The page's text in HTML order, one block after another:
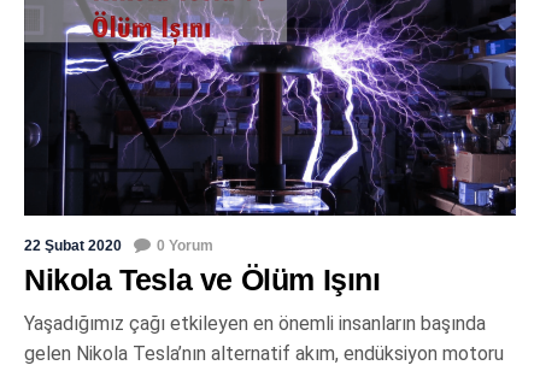
22 Şubat 2020 0 Yorum
Nikola Tesla ve Ölüm Işını
Yaşadığımız çağı etkileyen en önemli insanların başında
gelen Nikola Tesla’nın alternatif akım, endüksiyon motoru